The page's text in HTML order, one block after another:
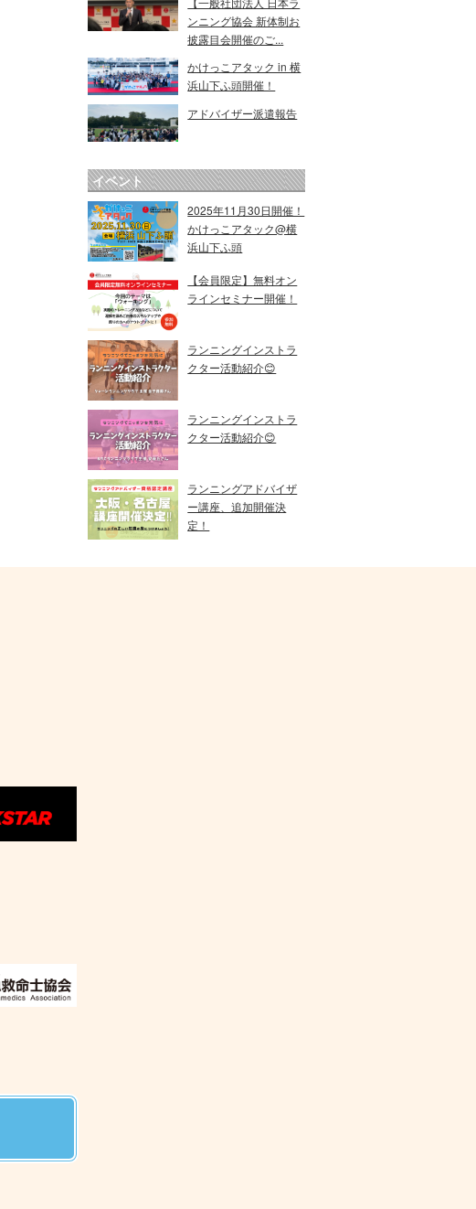
ンニング協会 新体制お
披露目会開催のご...
かけっこアタック in 横
浜山下ふ頭開催！
アドバイザー派遣報告
イベント
2025年11月30日開催！
かけっこアタック@横
浜山下ふ頭
【会員限定】無料オン
ラインセミナー開催！
ランニングインストラ
クター活動紹介😊
ランニングインストラ
クター活動紹介😊
ランニングアドバイザ
ー講座、追加開催決
定！